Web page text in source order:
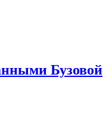
Бузовой